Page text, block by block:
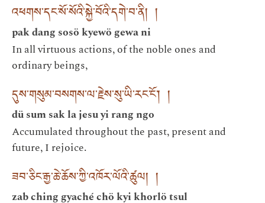
འཕགས་དང་སོ་སོའི་སྐྱེ་བོའི་དགེ་བ་ནི། །
pak dang sosö kyewö gewa ni
In all virtuous actions, of the noble ones and
ordinary beings,
དུས་གསུམ་བསགས་ལ་རྗེས་སུ་ཡི་རང་ངོ་། །
dü sum sak la jesu yi rang ngo
Accumulated throughout the past, present and
future, I rejoice.
ཟབ་ཅིང་རྒྱ་ཆེ་ཆོས་ཀྱི་འཁོར་ལོའི་ཚུལ། །
zab ching gyaché chö kyi khorlö tsul